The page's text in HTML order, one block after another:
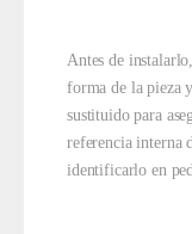
Antes de
forma de la pieza
sustituido para
referencia interna
identificarlo en